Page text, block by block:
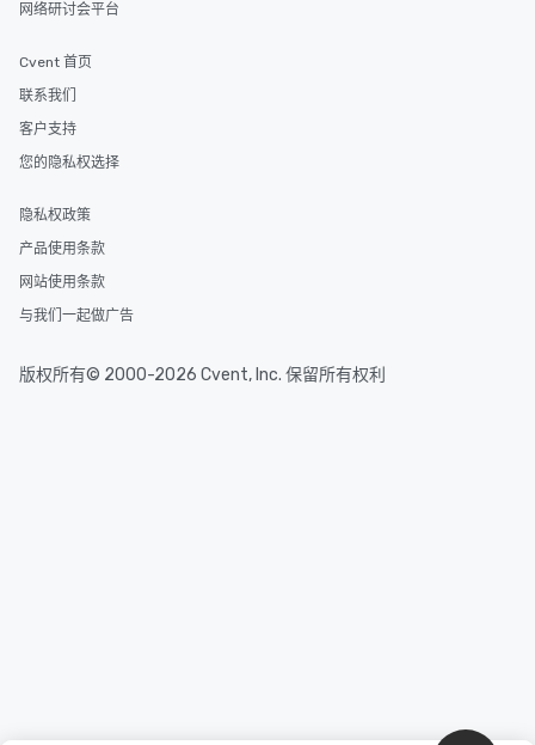
网络研讨会平台
Cvent 首页
联系我们
客户支持
您的隐私权选择
隐私权政策
产品使用条款
网站使用条款
与我们一起做广告
版权所有© 2000-2026 Cvent, Inc. 保留所有权利